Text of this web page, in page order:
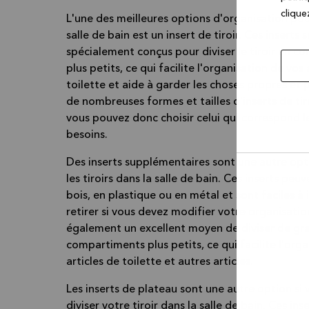
L'une des meilleures options d'organisation
salle de bain est un insert de tiroir. Ces inserts
spécialement conçus pour diviser le tiroir en
plus petits, ce qui facilite l'organisation de vos
toilette et aide à garder les choses propres et
de nombreuses formes et tailles d'inserts de
vous pouvez donc choisir celui qui correspond le
besoins.
Des inserts supplémentaires sont une autre
les tiroirs dans la salle de bain. Ces inserts
bois, en plastique ou en métal et sont faciles à
retirer si vous devez modifier votre
également un excellent moyen de diviser de
compartiments plus petits, ce qui facilite
articles de toilette et autres articles.
Les inserts de plateau sont une autre option si
diviser votre tiroir dans la salle de bain. Ces